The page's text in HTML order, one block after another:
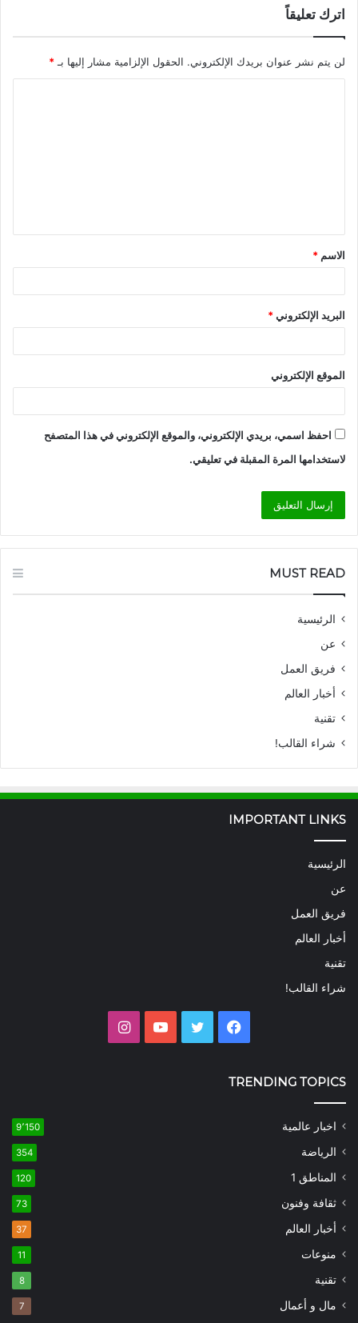
اترك تعليقاً
لن يتم نشر عنوان بريدك الإلكتروني. الحقول الإلزامية مشار إليها بـ *
ق
*
الاسم *
البريد الإلكتروني*
الموقع الإلكتروني
احفظ اسمي، بريدي الإلكتروني، والموقع الإلكتروني في هذا المتصفح
لاستخدامها المرة المقبلة في تعليقي.
MUST READ
الرئيسية
عن
فريق العمل
أخبار العالم
تقنية
شراء القالب!
IMPORTANT LINKS
الرئيسية
عن
فريق العمل
أخبار العالم
تقنية
شراء القالب!
فيسبوك تويتر يوتيوب
TRENDING TOPICS
اخبار عالمية 9٬150
الرياضة 354
المناطق 1 120
ثقافة وفنون 73
أخبار العالم 37
منوعات 11
تقنية 8
مال و أعمال 7